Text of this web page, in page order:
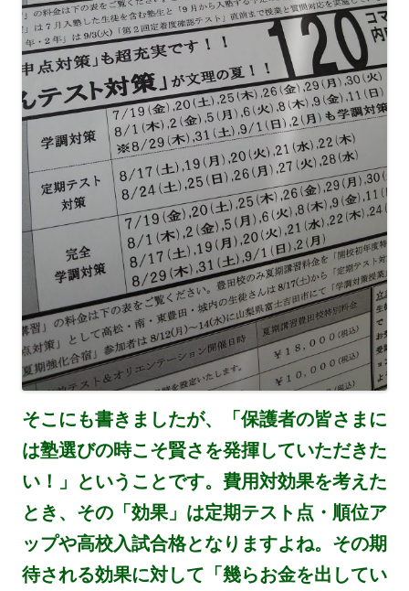
そこにも書きましたが、「保護者の皆さまに
は塾選びの時こそ賢さを発揮していただきた
い！」ということです。費用対効果を考えた
とき、その「効果」は定期テスト点・順位ア
ップや高校入試合格となりますよね。その期
待される効果に対して「幾らお金を出してい